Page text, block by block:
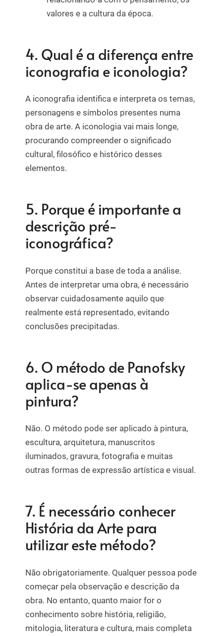
valores e a cultura da época.
4. Qual é a diferença entre
iconografia e iconologia?
A iconografia identifica e interpreta os temas,
personagens e símbolos presentes numa
obra de arte. A iconologia vai mais longe,
procurando compreender o significado
cultural, filosófico e histórico desses
elementos.
5. Porque é importante a
descrição pré-
iconográfica?
Porque constitui a base de toda a análise.
Antes de interpretar uma obra, é necessário
observar cuidadosamente aquilo que
realmente está representado, evitando
conclusões precipitadas.
6. O método de Panofsky
aplica-se apenas à
pintura?
Não. O método pode ser aplicado à pintura,
escultura, arquitetura, manuscritos
iluminados, gravura, fotografia e muitas
outras formas de expressão artística e visual.
7. É necessário conhecer
História da Arte para
utilizar este método?
Não obrigatoriamente. Qualquer pessoa pode
começar pela observação e descrição da
obra. No entanto, quanto maior for o
conhecimento sobre história, religião,
mitologia, literatura e cultura, mais completa